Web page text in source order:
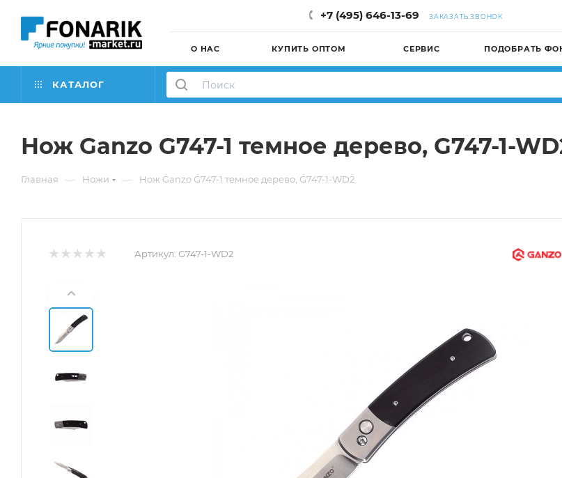
+7 (495) 646-13-69 ЗАКАЗАТЬ ЗВОНОК
О НАС КУПИТЬ ОПТОМ СЕРВИС ПОДОБРАТЬ
КАТАЛОГ
Нож Ganzo G747-1 темное дерево, G747-1-
Главная — Ножи — Нож Ganzo G747-1 темное дерево, G747-1-WD2
Артикул: G747-1-WD2